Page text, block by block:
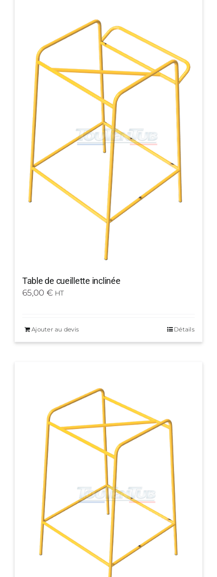
Table de cueillette inclinée
65,00 € HT
Ajouter au devis Détails